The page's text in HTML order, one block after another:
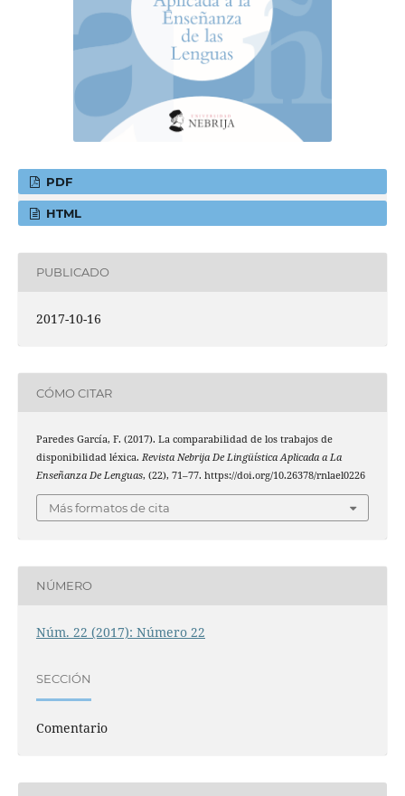
PDF
HTML
PUBLICADO
2017-10-16
CÓMO CITAR
Paredes García, F. (2017). La comparabilidad de los trabajos de
disponibilidad léxica. Revista Nebrija De Lingüística Aplicada a La
Enseñanza De Lenguas, (22), 71–77. https://doi.org/10.26378/rnlael0226
Más formatos de cita
NÚMERO
Núm. 22 (2017): Número 22
SECCIÓN
Comentario